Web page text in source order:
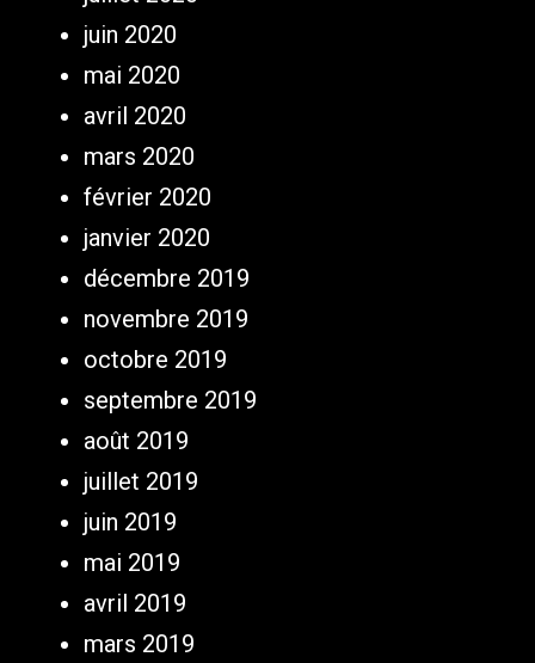
juin 2020
mai 2020
avril 2020
mars 2020
février 2020
janvier 2020
décembre 2019
novembre 2019
octobre 2019
septembre 2019
août 2019
juillet 2019
juin 2019
mai 2019
avril 2019
mars 2019